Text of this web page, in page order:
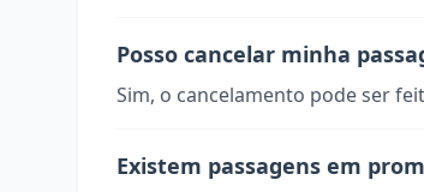
Posso cancelar minha
Sim, o cancelamento pode ser
Existem passagens em